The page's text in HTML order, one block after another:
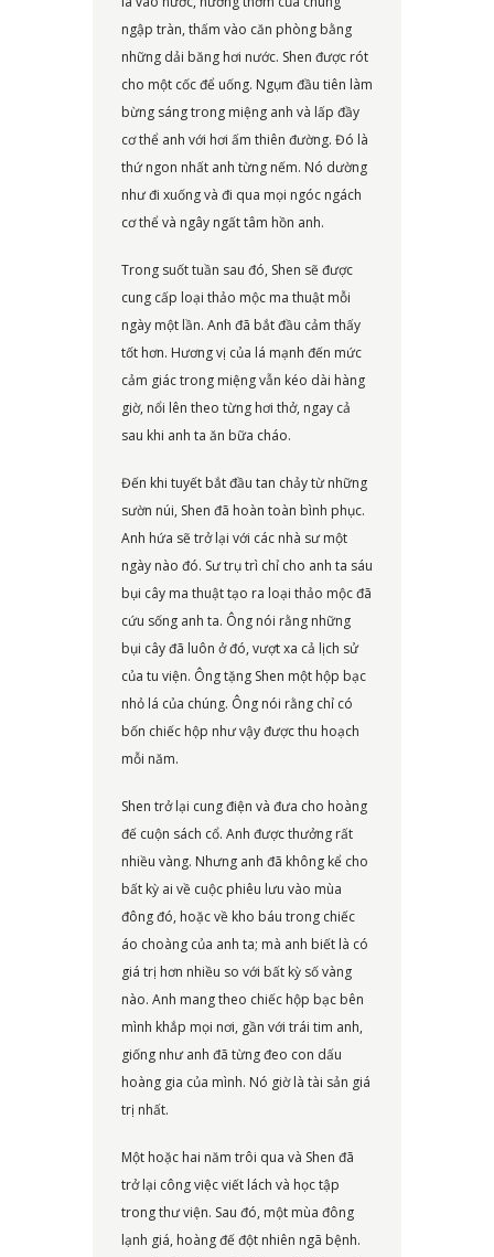
ngập tràn, thấm vào căn phòng bằng
những dải băng hơi nước. Shen được rót
cho một cốc để uống. Ngụm đầu tiên làm
bừng sáng trong miệng anh và lấp đầy
cơ thể anh với hơi ấm thiên đường. Đó là
thứ ngon nhất anh từng nếm. Nó dường
như đi xuống và đi qua mọi ngóc ngách
cơ thể và ngây ngất tâm hồn anh.
Trong suốt tuần sau đó, Shen sẽ được
cung cấp loại thảo mộc ma thuật mỗi
ngày một lần. Anh đã bắt đầu cảm thấy
tốt hơn. Hương vị của lá mạnh đến mức
cảm giác trong miệng vẫn kéo dài hàng
giờ, nổi lên theo từng hơi thở, ngay cả
sau khi anh ta ăn bữa cháo.
Đến khi tuyết bắt đầu tan chảy từ những
sườn núi, Shen đã hoàn toàn bình phục.
Anh hứa sẽ trở lại với các nhà sư một
ngày nào đó. Sư trụ trì chỉ cho anh ta sáu
bụi cây ma thuật tạo ra loại thảo mộc đã
cứu sống anh ta. Ông nói rằng những
bụi cây đã luôn ở đó, vượt xa cả lịch sử
của tu viện. Ông tặng Shen một hộp bạc
nhỏ lá của chúng. Ông nói rằng chỉ có
bốn chiếc hộp như vậy được thu hoạch
mỗi năm.
Shen trở lại cung điện và đưa cho hoàng
đế cuộn sách cổ. Anh được thưởng rất
nhiều vàng. Nhưng anh đã không kể cho
bất kỳ ai về cuộc phiêu lưu vào mùa
đông đó, hoặc về kho báu trong chiếc
áo choàng của anh ta; mà anh biết là có
giá trị hơn nhiều so với bất kỳ số vàng
nào. Anh mang theo chiếc hộp bạc bên
mình khắp mọi nơi, gần với trái tim anh,
giống như anh đã từng đeo con dấu
hoàng gia của mình. Nó giờ là tài sản giá
trị nhất.
Một hoặc hai năm trôi qua và Shen đã
trở lại công việc viết lách và học tập
trong thư viện. Sau đó, một mùa đông
lạnh giá, hoàng đế đột nhiên ngã bệnh.